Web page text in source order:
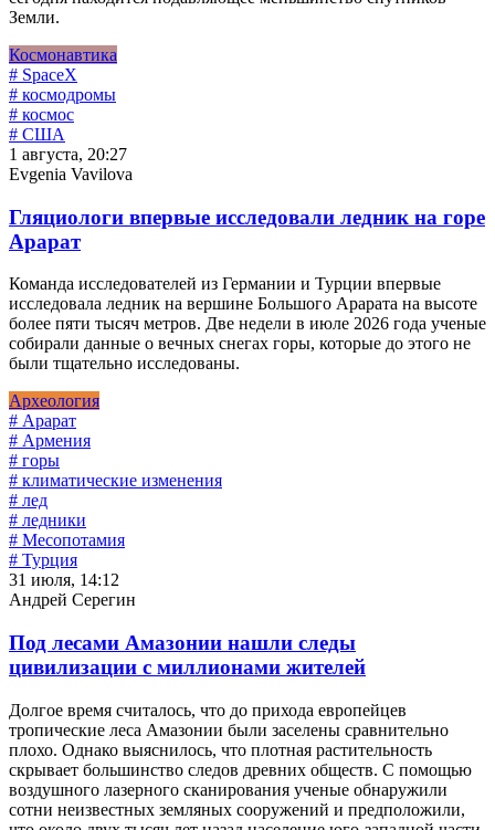
Земли.
Космонавтика
# SpaceX
# космодромы
# космос
# США
1 августа, 20:27
Evgenia Vavilova
Гляциологи впервые исследовали ледник на горе
Арарат
Команда исследователей из Германии и Турции впервые
исследовала ледник на вершине Большого Арарата на высоте
более пяти тысяч метров. Две недели в июле 2026 года ученые
собирали данные о вечных снегах горы, которые до этого не
были тщательно исследованы.
Археология
# Арарат
# Армения
# горы
# климатические изменения
# лед
# ледники
# Месопотамия
# Турция
31 июля, 14:12
Андрей Серегин
Под лесами Амазонии нашли следы
цивилизации с миллионами жителей
Долгое время считалось, что до прихода европейцев
тропические леса Амазонии были заселены сравнительно
плохо. Однако выяснилось, что плотная растительность
скрывает большинство следов древних обществ. С помощью
воздушного лазерного сканирования ученые обнаружили
сотни неизвестных земляных сооружений и предположили,